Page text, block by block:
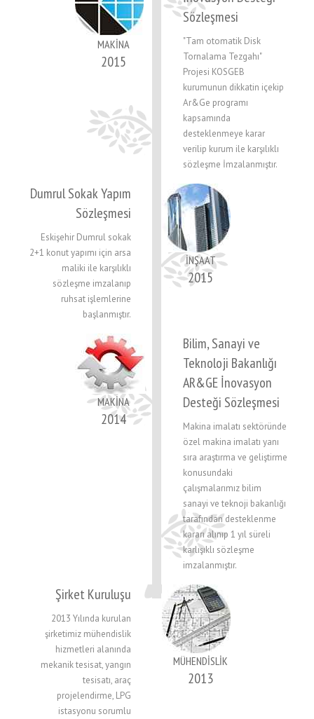
MAKİNA
2015
Sözleşmesi
"Tam otomatik Disk
Tornalama Tezgahı"
Projesi KOSGEB
kurumunun dikkatin içekip
Ar&Ge programı
kapsamında
desteklenmeye karar
verilip kurum ile karşılıklı
sözleşme İmzalanmıştır.
İNŞAAT
2015
Dumrul Sokak Yapım
Sözleşmesi
Eskişehir Dumrul sokak
2+1 konut yapımı için arsa
maliki ile karşılıklı
sözleşme imzalanıp
ruhsat işlemlerine
başlanmıştır.
MAKİNA
2014
Bilim, Sanayi ve
Teknoloji Bakanlığı
AR&GE İnovasyon
Desteği Sözleşmesi
Makina imalatı sektöründe
özel makina imalatı yanı
sıra araştırma ve geliştirme
konusundaki
çalışmalarımız bilim
sanayi ve teknoji bakanlığı
tarafından desteklenme
kararı alınıp 1 yıl süreli
karlışıklı sözleşme
imzalanmıştır.
MÜHENDİSLİK
2013
Şirket Kuruluşu
2013 Yılında kurulan
şirketimiz mühendislik
hizmetleri alanında
mekanik tesisat, yangın
tesisatı, araç
projelendirme, LPG
istasyonu sorumlu